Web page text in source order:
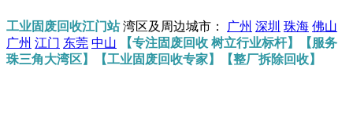
工业固废回收江门站湾区及周边城市： 广州 深圳 珠海 佛山
广州 江门 东莞 中山
【专注固废回收 树立行业标杆】【服务
珠三角大湾区】【工业固废回收专家】【整厂拆除回收】